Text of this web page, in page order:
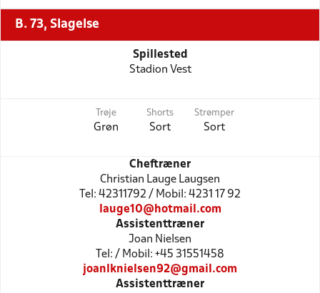
B. 73, Slagelse
Spillested
Stadion Vest
Trøje
Grøn
Shorts
Sort
Strømper
Sort
Cheftræner
Christian Lauge Laugsen
Tel: 42311792 / Mobil: 4231 17 92
lauge10@hotmail.com
Assistenttræner
Joan Nielsen
Tel: / Mobil: +45 31551458
joanlknielsen92@gmail.com
Assistenttræner